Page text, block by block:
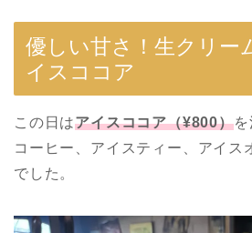
優しい甘さ！生クリー
イスココア
この日はアイスココア（¥800）を
コーヒー、アイスティー、アイス
でした。